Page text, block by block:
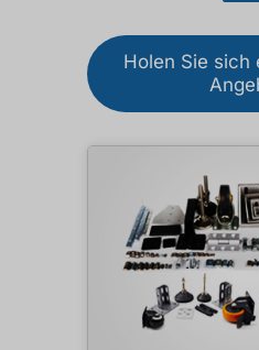
Holen Sie sich